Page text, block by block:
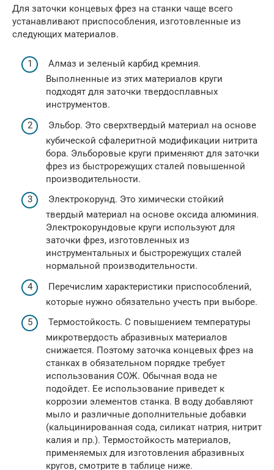
Для заточки концевых фрез на станки чаще всего
устанавливают приспособления, изготовленные из
следующих материалов.
Алмаз и зеленый карбид кремния.
Выполненные из этих материалов круги
подходят для заточки твердосплавных
инструментов.
Эльбор. Это сверхтвердый материал на основе
кубической сфалеритной модификации нитрита
бора. Эльборовые круги применяют для заточки
фрез из быстрорежущих сталей повышенной
производительности.
Электрокорунд. Это химически стойкий
твердый материал на основе оксида алюминия.
Электрокорундовые круги используют для
заточки фрез, изготовленных из
инструментальных и быстрорежущих сталей
нормальной производительности.
Перечислим характеристики приспособлений,
которые нужно обязательно учесть при выборе.
Термостойкость. С повышением температуры
микротвердость абразивных материалов
снижается. Поэтому заточка концевых фрез на
станках в обязательном порядке требует
использования СОЖ. Обычная вода не
подойдет. Ее использование приведет к
коррозии элементов станка. В воду добавляют
мыло и различные дополнительные добавки
(кальцинированная сода, силикат натрия, нитрит
калия и пр.). Термостойкость материалов,
применяемых для изготовления абразивных
кругов, смотрите в таблице ниже.